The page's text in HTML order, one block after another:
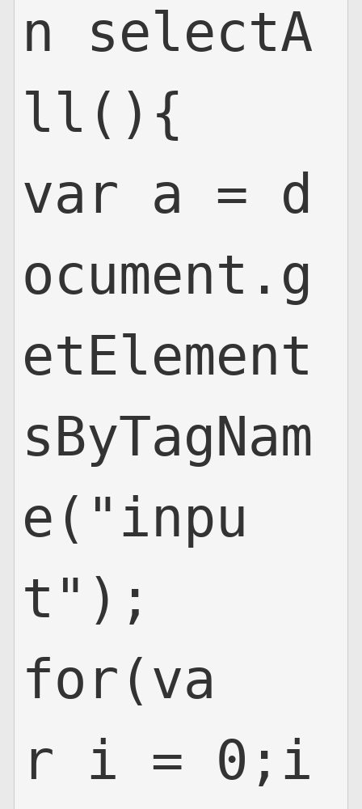
n selectA
ll(){
var a = d
ocument.g
etElement
sByTagNam
e("inpu
t");
for(va
r i = 0;i